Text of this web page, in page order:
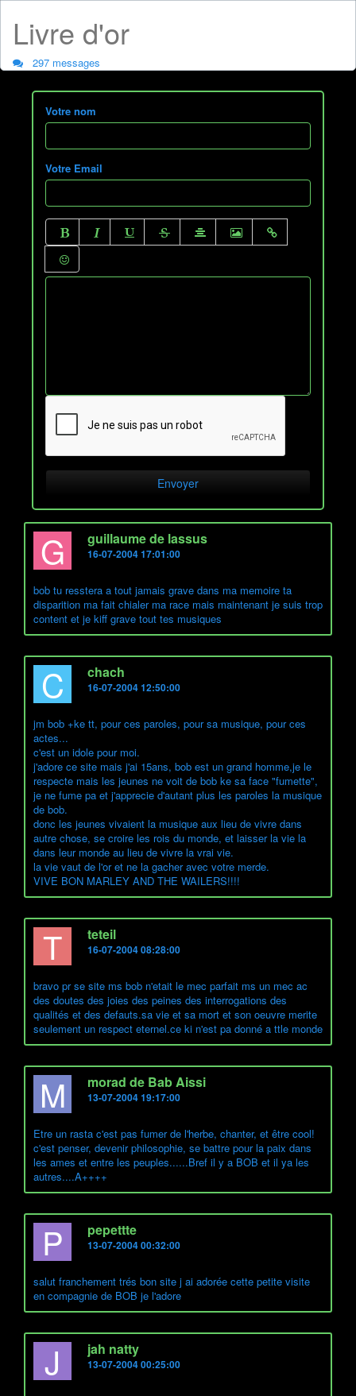
Livre d'or
297 messages
Votre nom
Votre Email
G guillaume de lassus
16-07-2004 17:01:00
bob tu resstera a tout jamais grave dans ma memoire ta
disparition ma fait chialer ma race mais maintenant je suis trop
content et je kiff grave tout tes musiques
C chach
16-07-2004 12:50:00
jm bob +ke tt, pour ces paroles, pour sa musique, pour ces
actes...
c'est un idole pour moi.
j'adore ce site mais j'ai 15ans, bob est un grand homme,je le
respecte mais les jeunes ne voit de bob ke sa face "fumette",
je ne fume pa et j'apprecie d'autant plus les paroles la musique
de bob.
donc les jeunes vivaient la musique aux lieu de vivre dans
autre chose, se croire les rois du monde, et laisser la vie la
dans leur monde au lieu de vivre la vrai vie.
la vie vaut de l'or et ne la gacher avec votre merde.
VIVE BON MARLEY AND THE WAILERS!!!!
T teteil
16-07-2004 08:28:00
bravo pr se site ms bob n'etait le mec parfait ms un mec ac
des doutes des joies des peines des interrogations des
qualités et des defauts.sa vie et sa mort et son oeuvre merite
seulement un respect eternel.ce ki n'est pa donné a ttle monde
M morad de Bab Aissi
13-07-2004 19:17:00
Etre un rasta c'est pas fumer de l'herbe, chanter, et être cool!
c'est penser, devenir philosophie, se battre pour la paix dans
les ames et entre les peuples......Bref il y a BOB et il ya les
autres....A++++
P pepettte
13-07-2004 00:32:00
salut franchement trés bon site j ai adorée cette petite visite
en compagnie de BOB je l'adore
J jah natty
13-07-2004 00:25:00